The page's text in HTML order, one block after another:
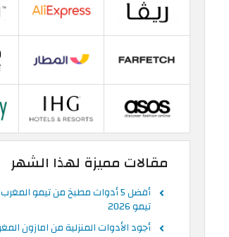
مقالات مميزة لهذا الشهر
أفضل 5 أدوات مطبخ من تيمو
تيمو 2026
أجود الأدوات المنزلية من امازون